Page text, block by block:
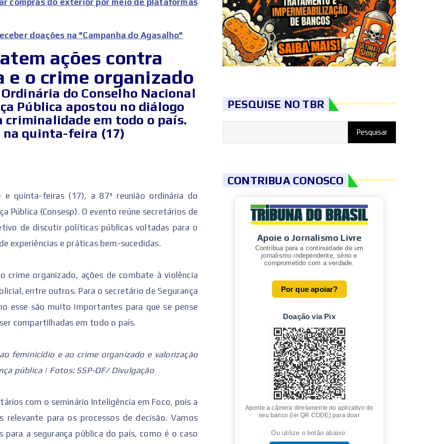
doações na "Campanha do Agasalho"
ações contra
o crime organizado
do Conselho Nacional
Pública apostou no diálogo
em todo o país.
quinta-feira (17)
quinta-feiras (17), a 87ª reunião ordinária do
Pública (Consesp). O evento reúne secretários de
de discutir políticas públicas voltadas para o
experiências e práticas bem-sucedidas.
organizado, ações de combate à violência
entre outros. Para o secretário de Segurança
esse são muito importantes para que se pense
compartilhadas em todo o país.
feminicídio e ao crime organizado e valorização
pública | Fotos: SSP-DF/ Divulgação
com o seminário Inteligência em Foco, pois a
para os processos de decisão. Vamos
a segurança pública do país, como é o caso
PESQUISE NO TBR
CONTRIBUA CONOSCO
Apoie o Jornalismo Livre
Contribua para a continuidade de um
jornalismo independente, sério e
comprometido com a verdade.
Por que apoiar?
Doação via Pix
Aponte a câmera diretamente do aplicativo do
seu banco (ler QR CODE) para doar
Ou utilize o botão abaixo: